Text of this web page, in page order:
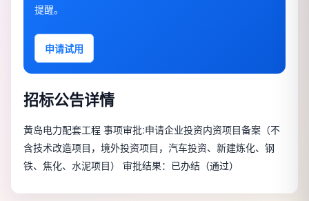
提醒。
申请试用
招标公告详情
黄岛电力配套工程 事项审批:申请企业投资内资项目备案（不
含技术改造项目，境外投资项目，汽车投资、新建炼化、钢
铁、焦化、水泥项目） 审批结果：已办结（通过）